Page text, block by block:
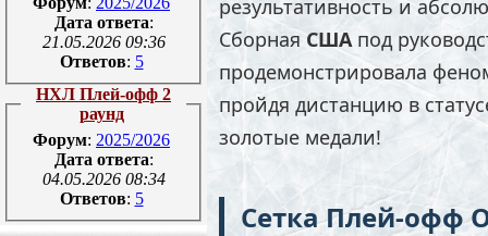
Дата ответа:
21.05.2026 09:36
Ответов: 5
НХЛ Плей-офф 2
раунд
Форум: 2025/2026
Дата ответа:
04.05.2026 08:34
Ответов: 5
результативность и
СборнаяСШАпод
продемонстрировала
пройдя дистанцию в
золотые медали!
Сетка Плей-офф